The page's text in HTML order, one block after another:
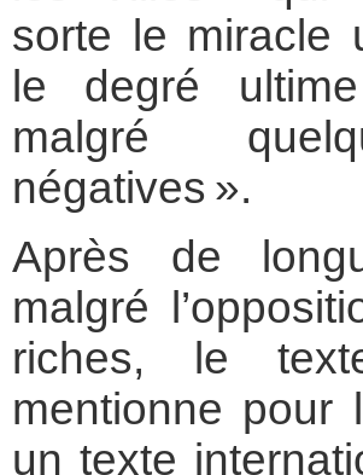
sorte le miracle
le degré
malgré
négatives ».
Après de
malgré
riches, le
mentionne pour
un texte